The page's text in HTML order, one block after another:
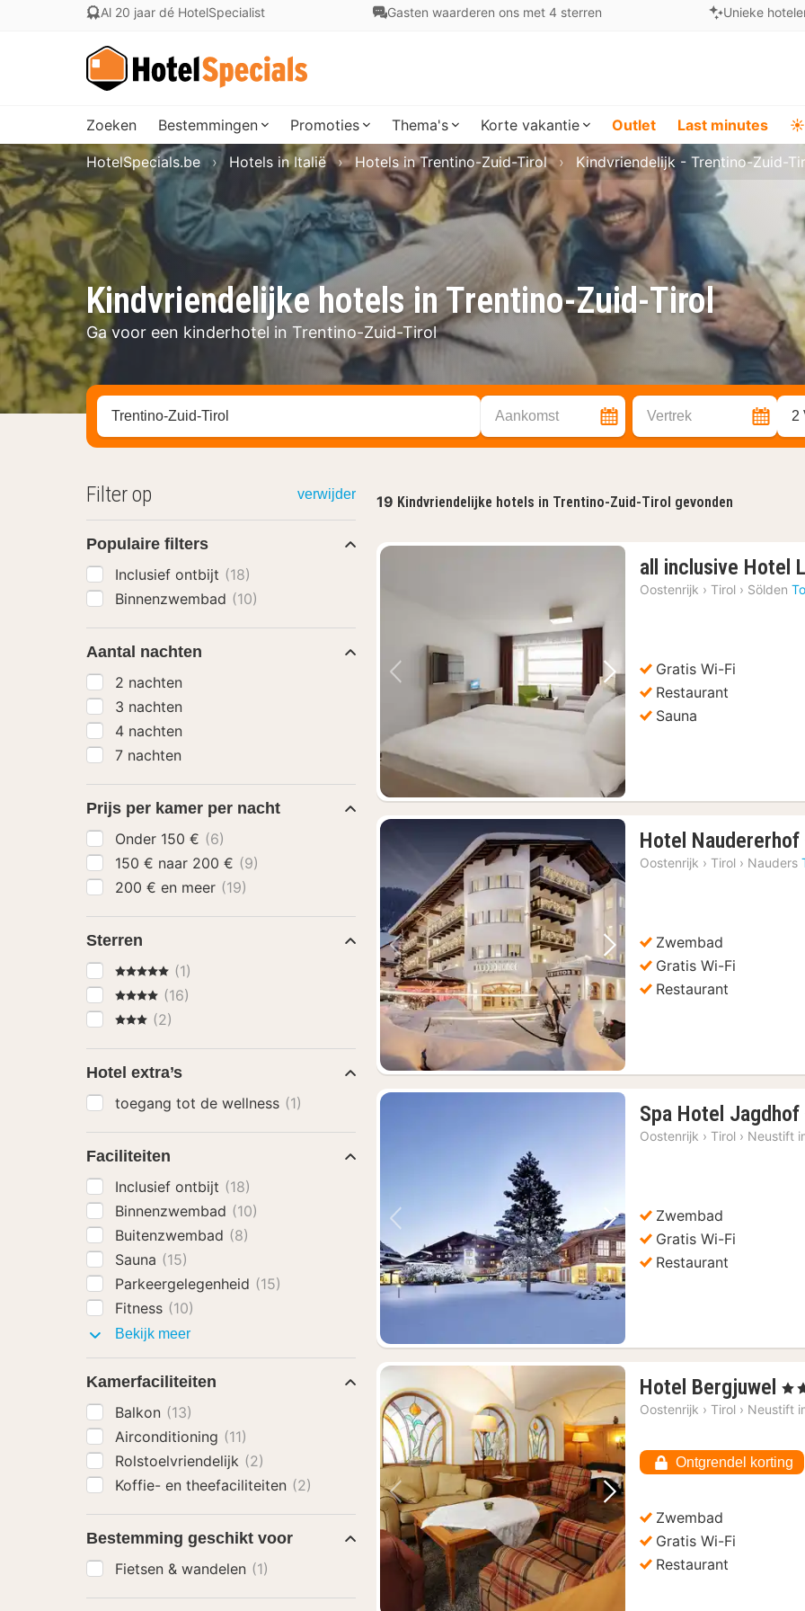
Al 20 jaar dé HotelSpecialist Gasten waarderen ons met 4 sterren Unieke
Zoeken Bestemmingen Promoties Thema's Korte vakantie Outlet Last minutes ☀️
Kindvriendelijke hotels in Trentino-Zuid-Tirol
Ga voor een kinderhotel in Trentino-Zuid-Tirol
HotelSpecials.be Hotels in Italië Hotels in Trentino-Zuid-Tirol Kindvriendelijk - Trentino-Zuid-
Zoek op hotel, regio of stad Aankomst Vertrek 2
19 Kindvriendelijke hotels in Trentino-Zuid-Tirol gevonden
Vorige foto Volgende foto
all inclusive Hotel
Oostenrijk › Tirol › Sölden
Gratis Wi-Fi
Restaurant
Sauna
Vorige foto Volgende foto
Hotel Naudererhof
Oostenrijk › Tirol › Nauders
Zwembad
Gratis Wi-Fi
Restaurant
Vorige foto Volgende foto
Spa Hotel Jagdhof
Oostenrijk › Tirol › Neustift
Zwembad
Gratis Wi-Fi
Restaurant
Vorige foto Volgende foto
Hotel Bergjuwel 1
€
, 4
Oostenrijk › Tirol › Neustift
Ontgrendel korting
Zwembad
Gratis Wi-Fi
Restaurant
Filter op verwijder
Populaire filters
Inclusief ontbijt (18)
Binnenzwembad (10)
Aantal nachten
2 nachten
3 nachten
4 nachten
7 nachten
Prijs per kamer per nacht
Onder 150 € (6)
150 € naar 200 € (9)
200 € en meer (19)
Sterren
5 Sterren(1)
4 Sterren(16)
3 Sterren
(2)
Hotel extra’s
toegang tot de wellness (1)
Faciliteiten
Inclusief ontbijt (18)
Binnenzwembad (10)
Buitenzwembad (8)
Sauna (15)
Parkeergelegenheid (15)
Fitness (10)
Bekijk meerFaciliteiten
Kamerfaciliteiten
Balkon (13)
Airconditioning (11)
Rolstoelvriendelijk (2)
Koffie- en theefaciliteiten (2)
Bestemming geschikt voor
Fietsen & wandelen (1)